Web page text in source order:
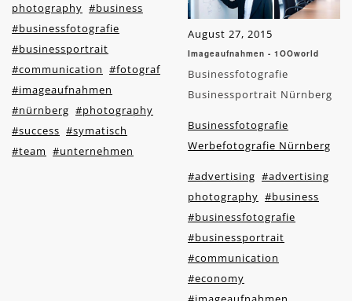
photography #business
#businessfotografie
#businessportrait
#communication #fotograf
#imageaufnahmen
#nürnberg #photography
#success #symatisch
#team #unternehmen
August 27, 2015
Imageaufnahmen - 1OOworld
Businessfotografie
Businessportrait Nürnberg
Businessfotografie
Werbefotografie Nürnberg
#advertising #advertising
photography #business
#businessfotografie
#businessportrait
#communication
#economy